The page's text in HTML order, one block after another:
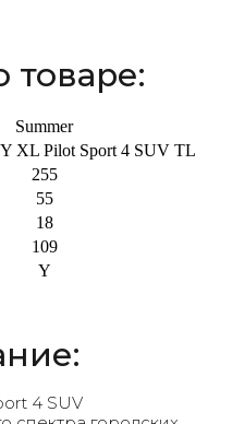
Summer
XL Pilot Sport 4 SUV TL
255
55
18
109
Y
4 SUV